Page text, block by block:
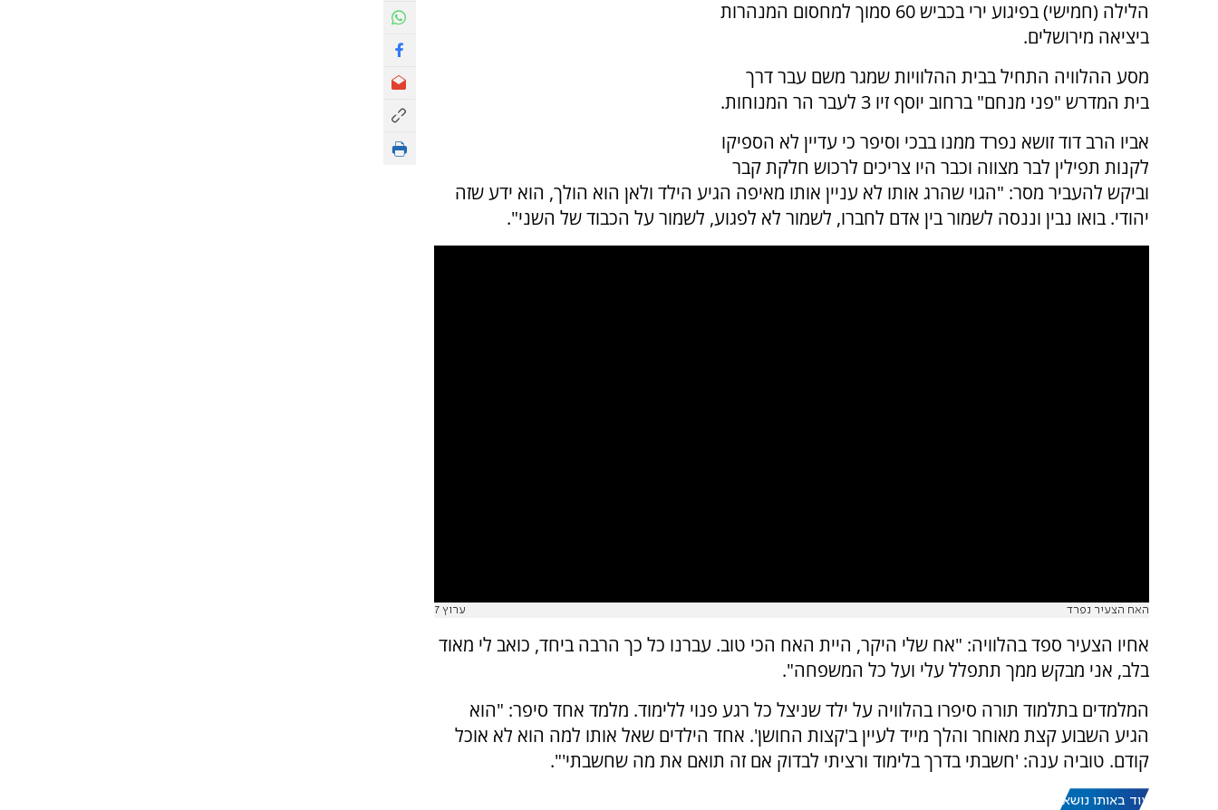
הלילה (חמישי) בפיגוע ירי בכביש 60 סמוך למחסום המנהרות
ביציאה מירושלים.
מסע ההלוויה התחיל בבית ההלוויות שמגר משם עבר דרך
בית המדרש "פני מנחם" ברחוב יוסף זיו 3 לעבר הר המנוחות.
אביו הרב דוד זושא נפרד ממנו בבכי וסיפר כי עדיין לא הספיקו
לקנות תפילין לבר מצווה וכבר היו צריכים לרכוש חלקת קבר
וביקש להעביר מסר: "הגוי שהרג אותו לא עניין אותו מאיפה הגיע הילד ולאן הוא הולך, הוא ידע שזה
יהודי. בואו נבין וננסה לשמור בין אדם לחברו, לשמור לא לפגוע, לשמור על הכבוד של השני".
האח הצעיר נפרד ערוץ 7
אחיו הצעיר ספד בהלוויה: "אח שלי היקר, היית האח הכי טוב. עברנו כל כך הרבה ביחד, כואב לי מאוד
בלב, אני מבקש ממך תתפלל עלי ועל כל המשפחה".
המלמדים בתלמוד תורה סיפרו בהלוויה על ילד שניצל כל רגע פנוי ללימוד. מלמד אחד סיפר: "הוא
הגיע השבוע קצת מאוחר והלך מייד לעיין ב'קצות החושן'. אחד הילדים שאל אותו למה הוא לא אוכל
קודם. טוביה ענה: 'חשבתי בדרך בלימוד ורציתי לבדוק אם זה תואם את מה שחשבתי'".
עוד באותו נושא: